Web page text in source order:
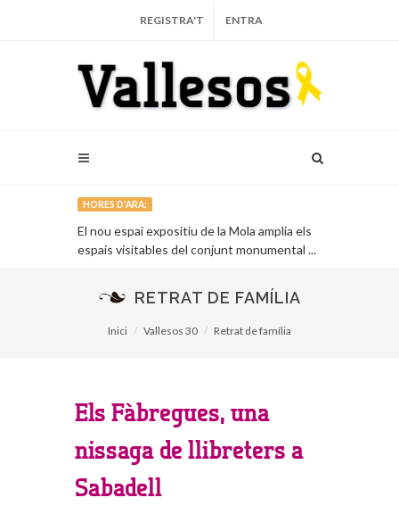
REGISTRA'T ENTRA
HORES D'ARA:
El nou espai expositiu de la Mola amplia els
espais visitables del conjunt monumental ...
RETRAT DE FAMÍLIA
Inici Vallesos 30 Retrat de família
Els Fàbregues, una
nissaga de llibreters a
Sabadell